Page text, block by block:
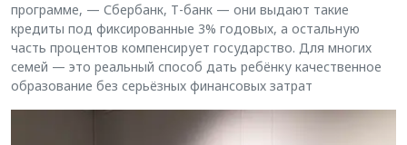
программе, — Сбербанк, Т-банк — они выдают такие
кредиты под фиксированные 3% годовых, а остальную
часть процентов компенсирует государство. Для многих
семей — это реальный способ дать ребёнку качественное
образование без серьёзных финансовых затрат